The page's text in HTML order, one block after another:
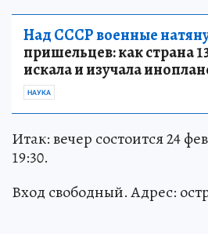
Над СССР военные
пришельцев: как страна
искала и изучала
НАУКА
Итак: вечер состоится 24
19:30.
Вход свободный. Адрес: